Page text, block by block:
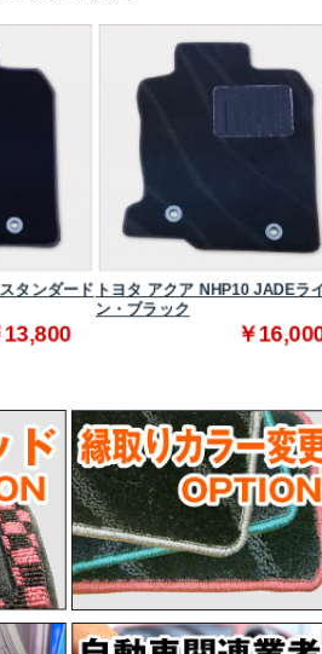
ンダードトヨタ アクア NHP10 JADEライ
ン・ブラック
￥16,000